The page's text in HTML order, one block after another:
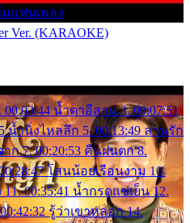
แฟนเพลง
Ver. (KARAOKE)
00:03:44 น้ำตาอีสาน 3. 00:07:51
น้ำนิ่งไหลลึก 5. 00:13:49 ลานรัก
าก 7. 00:20:53 คืนฝนตก 8.
โสนน้อยเรือนงาม 10.
00:35:41 น้ำกรดแช่เย็น 12.
รู้ว่าเขาหลอก 14.